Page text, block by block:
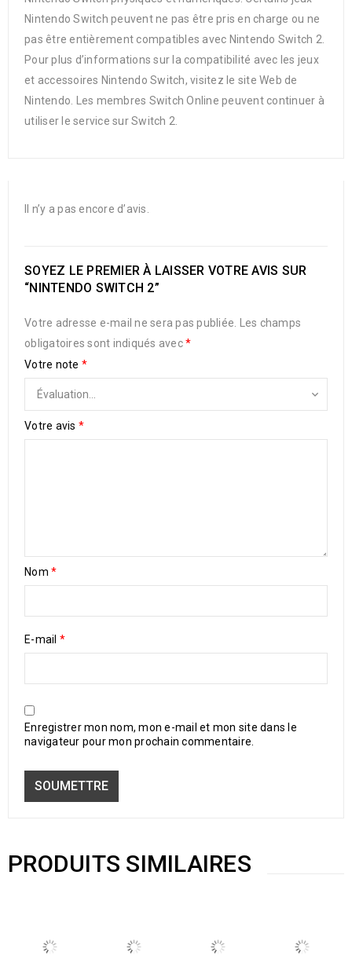
Nintendo Switch peuvent ne pas être pris en charge ou ne
pas être entièrement compatibles avec Nintendo Switch 2.
Pour plus d’informations sur la compatibilité avec les jeux
et accessoires Nintendo Switch, visitez le site Web de
Nintendo. Les membres Switch Online peuvent continuer à
utiliser le service sur Switch 2.
Il n’y a pas encore d’avis.
SOYEZ LE PREMIER À LAISSER VOTRE AVIS SUR
“NINTENDO SWITCH 2”
Votre adresse e-mail ne sera pas publiée.
Les champs
obligatoires sont indiqués avec*
Votre note *
Votre avis *
Nom *
E-mail *
Enregistrer mon nom, mon e-mail et mon site dans le
navigateur pour mon prochain commentaire.
PRODUITS SIMILAIRES